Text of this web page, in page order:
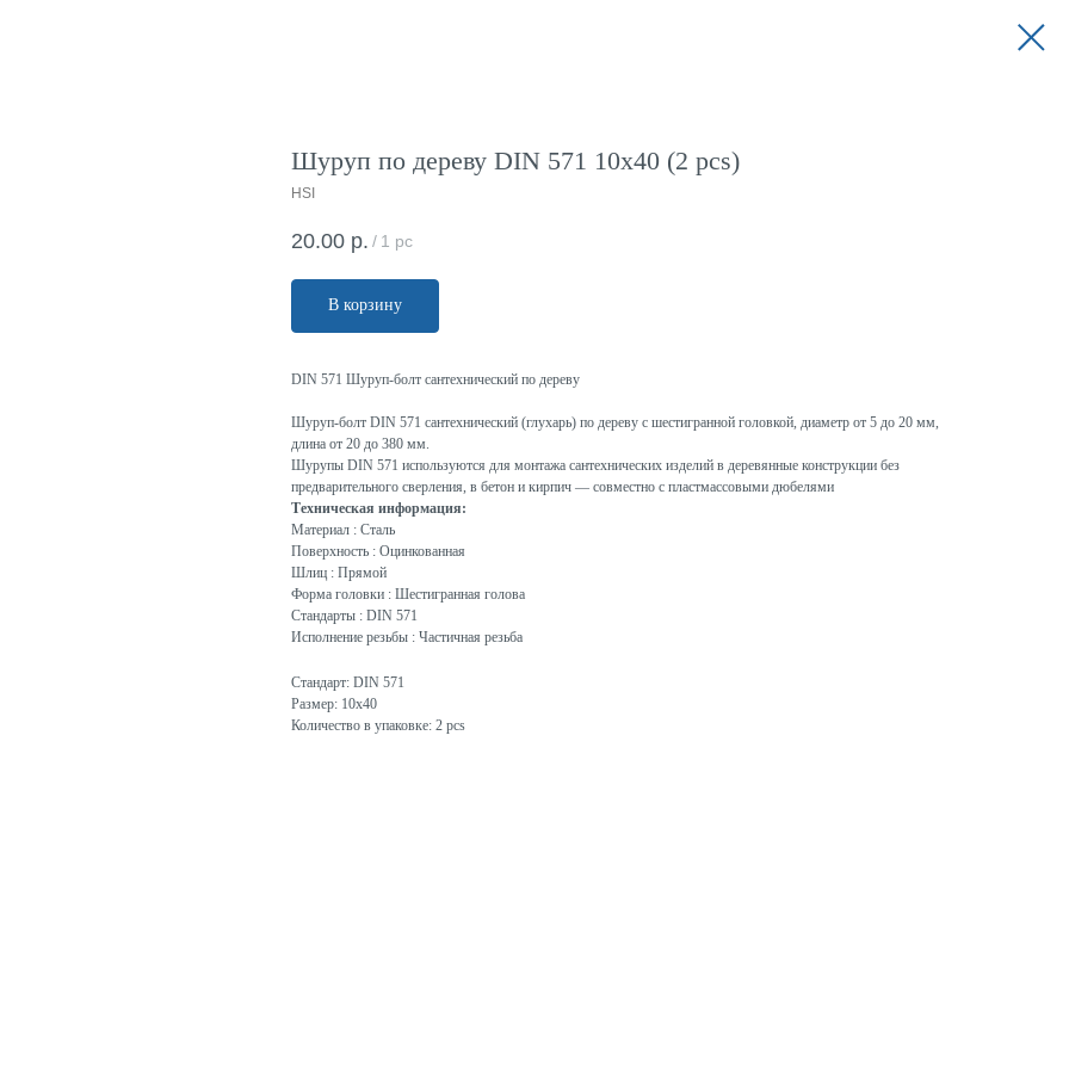
Шуруп по дереву DIN 571 10x40 (2 pcs)
HSI
20.00 р. / 1 pc
В корзину
DIN 571 Шуруп-болт сантехнический по дереву
Шуруп-болт DIN 571 сантехнический (глухарь) по дереву с шестигранной головкой, диаметр от 5 до 20 мм,
длина от 20 до 380 мм.
Шурупы DIN 571 используются для монтажа сантехнических изделий в деревянные конструкции без
предварительного сверления, в бетон и кирпич — совместно с пластмассовыми дюбелями
Техническая информация:
Материал : Сталь
Поверхность : Оцинкованная
Шлиц : Прямой
Форма головки : Шестигранная голова
Стандарты : DIN 571
Исполнение резьбы : Частичная резьба
Стандарт: DIN 571
Размер: 10x40
Количество в упаковке: 2 pcs